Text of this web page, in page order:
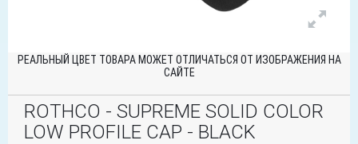
РЕАЛЬНЫЙ ЦВЕТ ТОВАРА МОЖЕТ ОТЛИЧАТЬСЯ ОТ ИЗОБРАЖЕНИЯ НА
САЙТЕ
ROTHCO - SUPREME SOLID COLOR
LOW PROFILE CAP - BLACK